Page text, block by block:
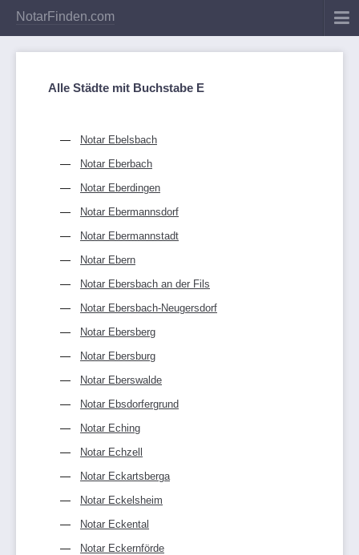
NotarFinden.com
Alle Städte mit Buchstabe E
Notar Ebelsbach
Notar Eberbach
Notar Eberdingen
Notar Ebermannsdorf
Notar Ebermannstadt
Notar Ebern
Notar Ebersbach an der Fils
Notar Ebersbach-Neugersdorf
Notar Ebersberg
Notar Ebersburg
Notar Eberswalde
Notar Ebsdorfergrund
Notar Eching
Notar Echzell
Notar Eckartsberga
Notar Eckelsheim
Notar Eckental
Notar Eckernförde